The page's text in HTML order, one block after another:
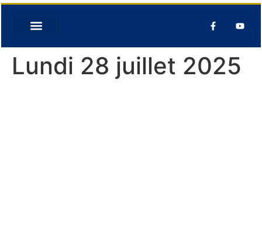
Lundi 28 juillet 2025